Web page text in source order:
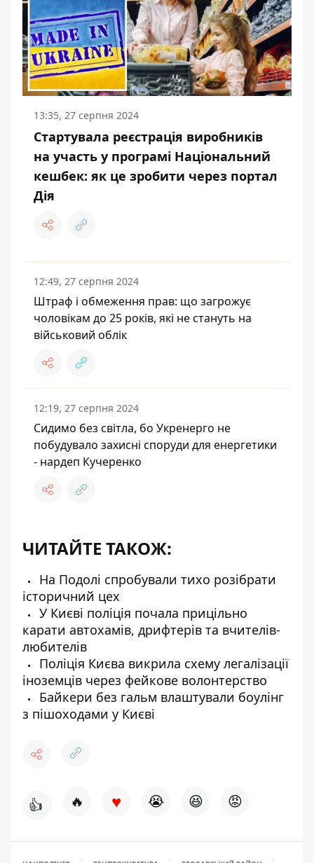
13:35, 27 серпня 2024
Стартувала реєстрація виробників
на участь у програмі Національний
кешбек: як це зробити через портал
Дія
12:49, 27 серпня 2024
Штраф і обмеження прав: що загрожує
чоловікам до 25 років, які не стануть на
військовий облік
12:19, 27 серпня 2024
Сидимо без світла, бо Укренерго не
побудувало захисні споруди для енергетики
- нардеп Кучеренко
ЧИТАЙТЕ ТАКОЖ:
На Подолі спробували тихо розібрати
історичний цех
У Києві поліція почала прицільно
карати автохамів, дрифтерів та вчителів-
любителів
Поліція Києва викрила схему легалізації
іноземців через фейкове волонтерство
Байкери без гальм влаштували боулінг
з пішоходами у Києві
👍 🔥 ♥ 😭 😆 😡